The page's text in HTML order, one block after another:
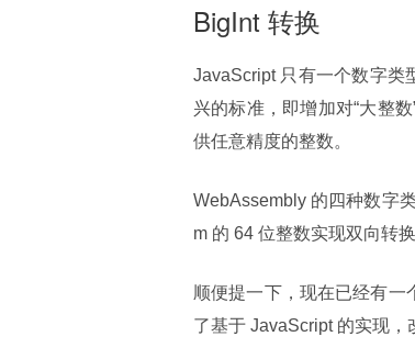
BigInt 转换
JavaScript 只有一个数字
兴的标准，即增加对“大整
供任意精度的整数。
WebAssembly 的四种数字
m 的 64 位整数实现双向转换
顺便提一下，现在已经有一
了基于 JavaScript 的实现，